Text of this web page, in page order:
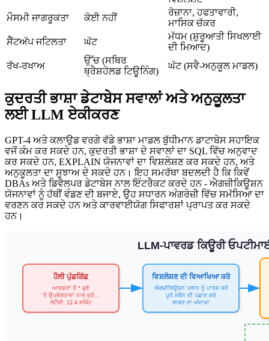
ਮੌਸਮੀ ਜਾਗਰੂਕਤਾ
ਕੋਈ ਨਹੀਂ
ਰੋਜ਼ਾਨਾ, ਹਫਤਾਵਾਰੀ,
ਮਾਸਿਕ ਚੱਕਰ
ਸੈੱਟਅੱਪ ਜਟਿਲਤਾ
ਘੱਟ
ਮੱਧਮ (ਸ਼ੁਰੂਆਤੀ ਸਿਖਲਾਈ
ਦੀ ਮਿਆਦ)
ਰੱਖ-ਰਖਾਅ
ਉੱਚ (ਸਥਿਰ
ਥ੍ਰੈਸ਼ਹੋਲਡ ਟਿਊਨਿੰਗ)
ਘੱਟ (ਸਵੈ-ਅਨੁਕੂਲ ਮਾਡਲ)
ਕੁਦਰਤੀ ਭਾਸ਼ਾ ਡੇਟਾਬੇਸ ਸਵਾਲਾਂ ਅਤੇ ਅਨੁਕੂਲਤਾ
ਲਈ LLM ਏਕੀਕਰਣ
GPT-4 ਅਤੇ ਕਲਾਉਡ ਵਰਗੇ ਵੱਡੇ ਭਾਸ਼ਾ ਮਾਡਲ ਬੁੱਧੀਮਾਨ ਡਾਟਾਬੇਸ ਸਹਾਇਕ
ਵਜੋਂ ਕੰਮ ਕਰ ਸਕਦੇ ਹਨ, ਕੁਦਰਤੀ ਭਾਸ਼ਾ ਦੇ ਸਵਾਲਾਂ ਦਾ SQL ਵਿੱਚ ਅਨੁਵਾਦ
ਕਰ ਸਕਦੇ ਹਨ, EXPLAIN ਯੋਜਨਾਵਾਂ ਦਾ ਵਿਸ਼ਲੇਸ਼ਣ ਕਰ ਸਕਦੇ ਹਨ, ਅਤੇ
ਅਨੁਕੂਲਤਾ ਦਾ ਸੁਝਾਅ ਦੇ ਸਕਦੇ ਹਨ। ਇਹ ਸਮਰੱਥਾ ਬਦਲਦੀ ਹੈ ਕਿ ਕਿਵੇਂ
DBAs ਅਤੇ ਡਿਵੈਲਪਰ ਡੇਟਾਬੇਸ ਨਾਲ ਇੰਟਰੈਕਟ ਕਰਦੇ ਹਨ - ਐਗਜ਼ੀਕਿਊਸ਼ਨ
ਯੋਜਨਾਵਾਂ ਨੂੰ ਹੱਥੀਂ ਵੰਡਣ ਦੀ ਬਜਾਏ, ਉਹ ਸਧਾਰਨ ਅੰਗਰੇਜ਼ੀ ਵਿੱਚ ਸਮੱਸਿਆ ਦਾ
ਵਰਣਨ ਕਰ ਸਕਦੇ ਹਨ ਅਤੇ ਕਾਰਵਾਈਯੋਗ ਸਿਫਾਰਸ਼ਾਂ ਪ੍ਰਾਪਤ ਕਰ ਸਕਦੇ
ਹਨ।
LLM-ਪਾਵਰਡ ਕਿਊਰੀ
ਹੌਲੀ ਪੁੱਛਗਿੱਛ
ਆਰਡਰਾਂ ਤੋਂ * ਚੁਣੋ
'ਤੇ ਉਪਭੋਗਤਾਵਾਂ ਨਾਲ ਜੁੜੋ...
ਲੇਟੈਂਸੀ: 12.4 ਸਕਿੰਟ
ਵਿਸ਼ਲੇਸ਼ਣ ਦੀ ਵਿਆਖਿਆ ਕਰੋ
ਐਗਜ਼ੀਕਿਊਸ਼ਨ ਪਲਾਨ ਨੂੰ ਪਾਰਸ ਕਰੋ
ਪੂਰੇ ਸਕੈਨ ਦੀ ਪਛਾਣ ਕਰੋ
ਲਾਗਤ ਦਾ ਅੰਦਾਜ਼ਾ